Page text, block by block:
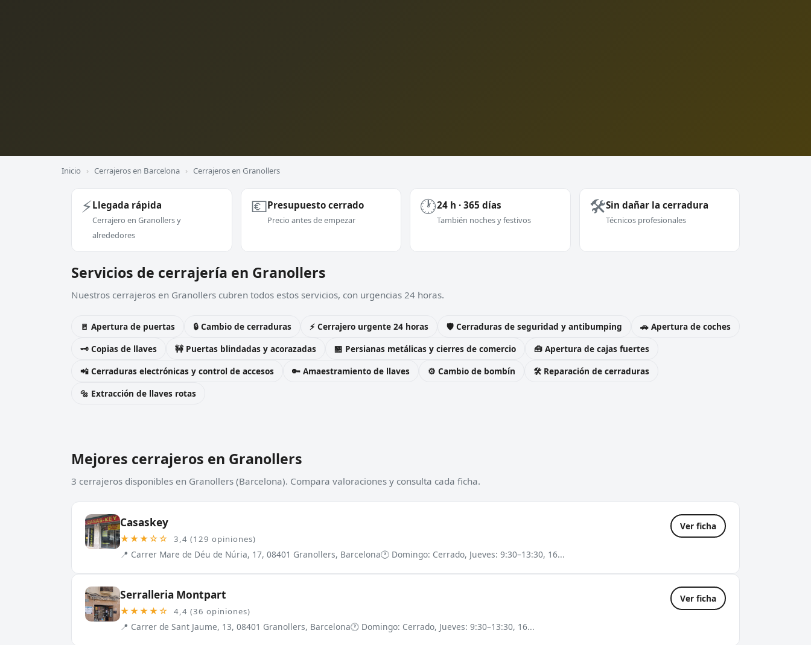
Inicio › Cerrajeros en Barcelona › Cerrajeros en Granollers
⚡Llegada rápida
Cerrajero en Granollers y
alrededores
💶Presupuesto cerrado
Precio antes de empezar
🕐24 h · 365 días
También noches y festivos
🛠️Sin dañar la cerradura
Técnicos profesionales
Servicios de cerrajería en Granollers
Nuestros cerrajeros en Granollers cubren todos estos servicios, con urgencias 24 horas.
🚪 Apertura de puertas 🔒 Cambio de cerraduras ⚡ Cerrajero urgente 24 horas 🛡️ Cerraduras de seguridad y antibumping
🚗 Apertura de coches
🗝️ Copias de llaves
🚧 Puertas blindadas y acorazadas 🏪 Persianas metálicas y cierres de comercio
🧰 Apertura de cajas fuertes
📲 Cerraduras electrónicas y control de accesos
🔑 Amaestramiento de llaves ⚙️ Cambio de bombín
🛠️ Reparación de cerraduras
🔩 Extracción de llaves rotas
Mejores cerrajeros en Granollers
3 cerrajeros disponibles en Granollers (Barcelona). Compara valoraciones y consulta cada ficha.
Casaskey
★★★☆☆ 3,4 (129 opiniones)
📍 Carrer Mare de Déu de Núria, 17, 08401 Granollers, Barcelona🕐 Domingo: Cerrado, Jueves: 9:30–13:30, 16...
Ver ficha
Serralleria Montpart
★★★★☆ 4,4 (36 opiniones)
📍 Carrer de Sant Jaume, 13, 08401 Granollers, Barcelona🕐 Domingo: Cerrado, Jueves: 9:30–13:30, 16...
Ver ficha